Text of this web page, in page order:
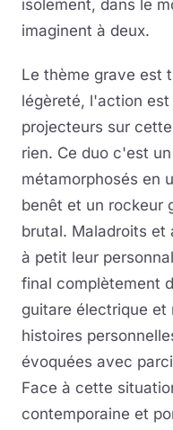
isolement, dans le
imaginent à deux.
Le thème grave est
légèreté, l'action
projecteurs sur
rien. Ce duo c'est
métamorphosés en
benêt et un rockeur
brutal. Maladroits
à petit leur
final complètement
guitare électrique et
histoires
évoquées avec
Face à cette
contemporaine et